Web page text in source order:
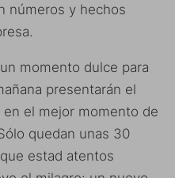
números y hechos
momento dulce para
presentarán el
el mejor momento de
quedan unas 30
estad atentos